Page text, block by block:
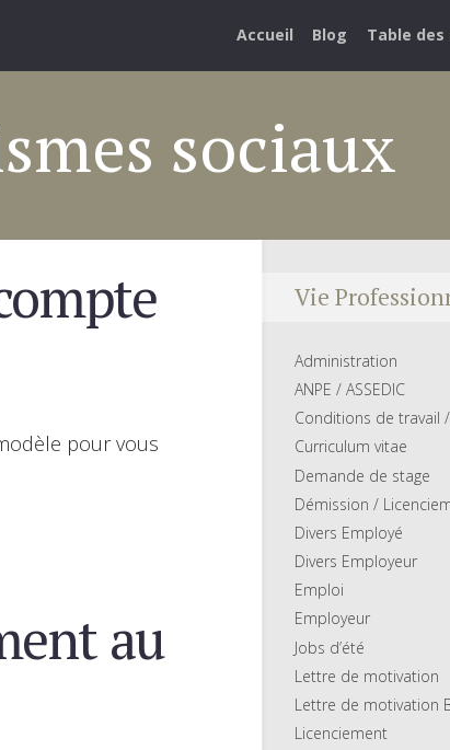
Accueil Blog Table
sociaux
pour vous
au
Vie
Administration
ANPE / ASSEDIC
Conditions de travail
Curriculum vitae
Demande de stage
Démission /
Divers Employé
Divers Employeur
Emploi
Employeur
Jobs d’été
Lettre de motivation
Lettre de motivation
Licenciement